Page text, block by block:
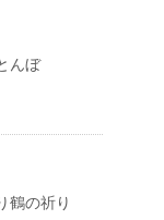
んぼ
の祈り